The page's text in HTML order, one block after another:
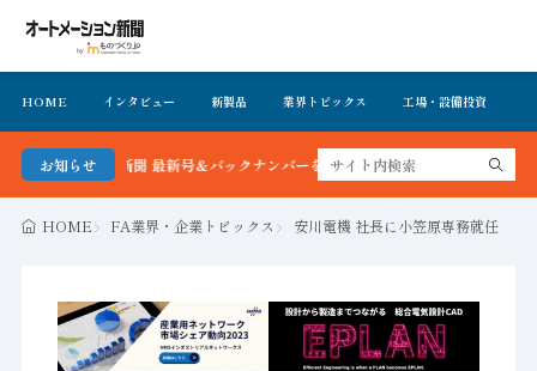
HOME インタビュー 新製品 業界トピックス 工場・設備投資
お知らせ
ョン新聞 最新号＆バックナンバーを無料で公開中 詳細はこちら
HOME FA業界・企業トピックス 安川電機 社長に小笠原専務就任